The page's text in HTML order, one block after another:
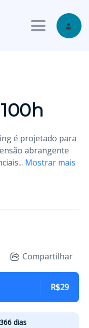
Toggle
é projetado para
abrangente
... Mostrar mais
Compartilhar
R$29
366 dias